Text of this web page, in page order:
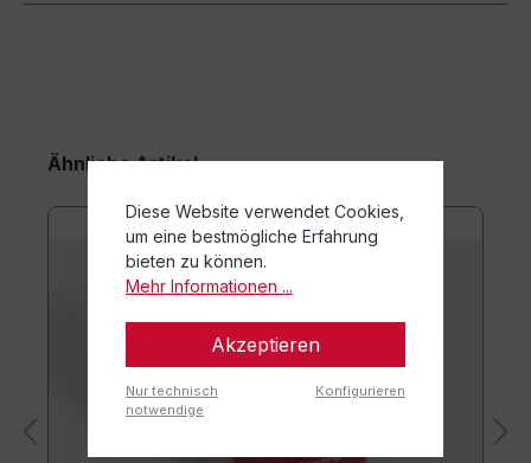
Ähnliche Artikel
Diese Website verwendet Cookies,
um eine bestmögliche Erfahrung
bieten zu können.
Mehr Informationen ...
Akzeptieren
Nur technisch
notwendige
Konfigurieren